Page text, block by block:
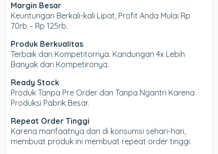
Margin Besar
Keuntungan Berkali-kali Lipat, Profit Anda Mulai Rp
70rb – Rp 125rb.
Produk Berkualitas
Terbaik dari Kompetitornya. Kandungan 4x Lebih
Banyak dari Kompetironya.
Ready Stock
Produk Tanpa Pre Order dan Tanpa Ngantri Karena
Produksi Pabrik Besar.
Repeat Order Tinggi
Karena manfaatnya dan di konsumsi sehari-hari,
membuat produk ini membuat repeat order tinggi.